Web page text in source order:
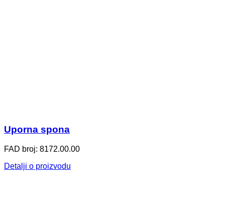
Uporna spona
FAD broj: 8172.00.00
Detalji o proizvodu